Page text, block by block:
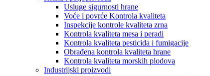
Usluge sigurnosti hrane
Voće i povrće Kontrola kvaliteta
Inspekcije kontrole kvaliteta zrna
Kontrola kvaliteta mesa i peradi
Kontrola kvaliteta pesticida i fumigacije
Obrađena kontrola kvaliteta hrane
Kontrola kvaliteta morskih plodova
Industrijski proizvodi